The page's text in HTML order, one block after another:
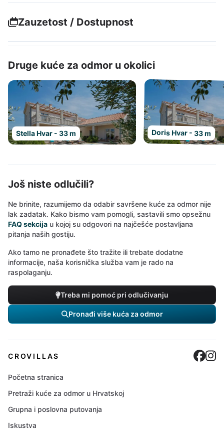
Zauzetost / Dostupnost
Druge kuće za odmor u okolici
Stella Hvar - 33 m Doris Hvar - 33 m
Još niste odlučili?
Ne brinite, razumijemo da odabir savršene kuće za odmor nije
lak zadatak. Kako bismo vam pomogli, sastavili smo opsežnu
FAQ sekcija u kojoj su odgovori na najčešće postavljana
pitanja naših gostiju.
Ako tamo ne pronađete što tražite ili trebate dodatne
informacije, naša korisnička služba vam je rado na
raspolaganju.
Treba mi pomoć pri odlučivanju
Pronađi više kuća za odmor
CROVILLAS
Početna stranica
Pretraži kuće za odmor u Hrvatskoj
Grupna i poslovna putovanja
Iskustva